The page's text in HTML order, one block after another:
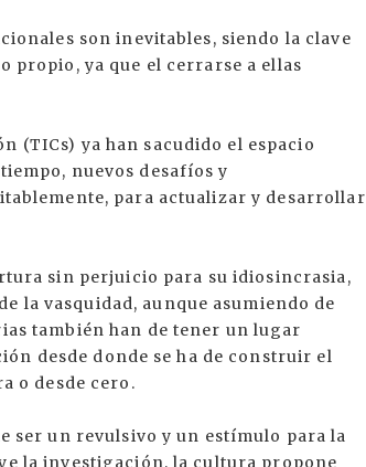
son inevitables, siendo la clave
propio, ya que el cerrarse a ellas
(TICs) ya han sacudido el espacio
nuevos desafíos y
para actualizar y desarrollar
sin perjuicio para su idiosincrasia,
la vasquidad, aunque asumiendo de
también han de tener un lugar
desde donde se ha de construir el
o desde cero.
ser un revulsivo y un estímulo para la
la investigación, la cultura propone